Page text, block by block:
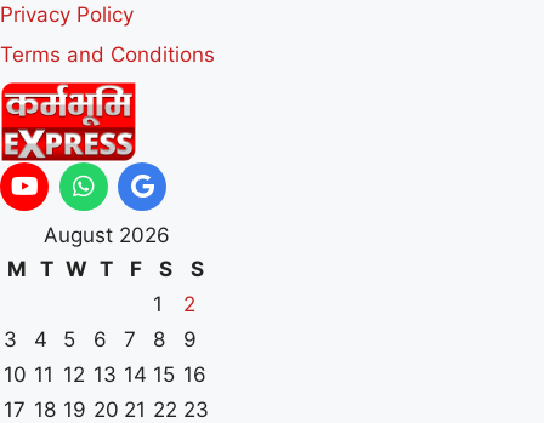
Privacy Policy
Terms and Conditions
August 2026
M T W T F S
S
1
2
3
4 5 6 7 8
9
10 11 12 13 14 15 16
17 18 19 20 21 22 23